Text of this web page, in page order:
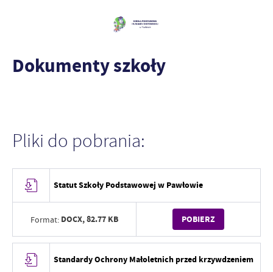
Dokumenty szkoły
Pliki do pobrania:
Statut Szkoły Podstawowej w Pawłowie
Format: DOCX,82.77 KB POBIERZ
Standardy Ochrony Małoletnich przed krzywdzeniem